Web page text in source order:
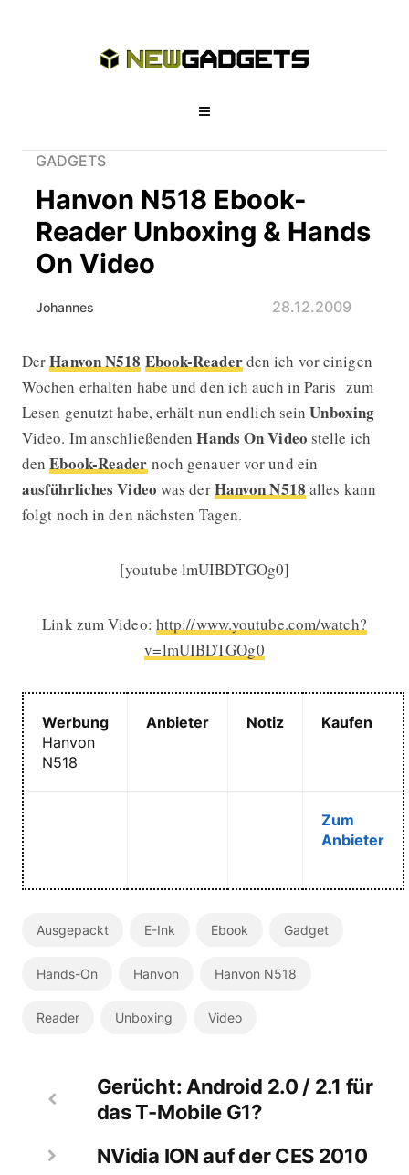
GADGETS
Hanvon N518 Ebook-
Reader Unboxing & Hands
On Video
Johannes 28.12.2009
Hanvon N518 Ebook-Reader
DerHanvon N518 Ebook-Readerden ich vor einigen
Wochen erhalten habe und den ich auch in Paris zum
Lesen genutzt habe, erhält nun endlich seinUnboxing
Video. Im anschließendenHands OnVideo stelle ich
denEbook-Reader noch genauer vor und ein
ausführliches Video was derHanvon N518 alles kann
folgt noch in den nächsten Tagen.
[youtube lmUIBDTGOg0]
Link zum Video: http://www.youtube.com/watch?
v=lmUIBDTGOg0
Werbung
Hanvon
N518
Anbieter Notiz Kaufen
Zum
Anbieter
Ausgepackt E-Ink Ebook Gadget
Hands-On Hanvon Hanvon N518
Reader Unboxing Video
Gerücht: Android 2.0 / 2.1 für
das T-Mobile G1?
NVidia ION auf der CES 2010